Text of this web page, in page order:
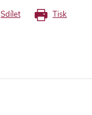
Tisk
Sdílet